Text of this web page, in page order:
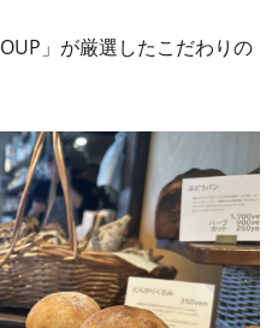
」が厳選したこだわりの